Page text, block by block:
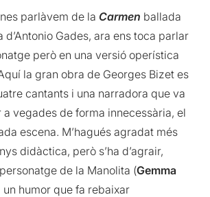
parlàvem de la Carmen ballada
d’Antonio Gades, ara ens toca parlar
però en una versió operística
la gran obra de Georges Bizet es
cantants i una narradora que va
vegades de forma innecessària, el
escena. M’hagués agradat més
didàctica, però s’ha d’agrair,
de la Manolita (Gemma
un humor que fa rebaixar